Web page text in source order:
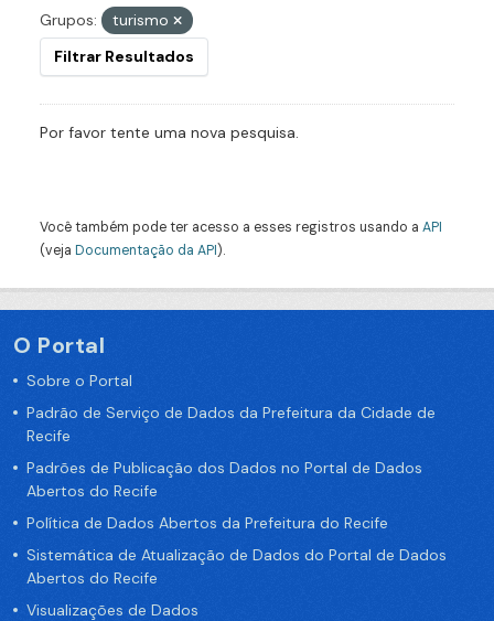
Grupos:
turismo
Filtrar Resultados
Por favor tente uma nova pesquisa.
Você também pode ter acesso a esses registros usando a API
(veja Documentação da API).
O Portal
Sobre o Portal
Padrão de Serviço de Dados da Prefeitura da Cidade de
Recife
Padrões de Publicação dos Dados no Portal de Dados
Abertos do Recife
Política de Dados Abertos da Prefeitura do Recife
Sistemática de Atualização de Dados do Portal de Dados
Abertos do Recife
Visualizações de Dados